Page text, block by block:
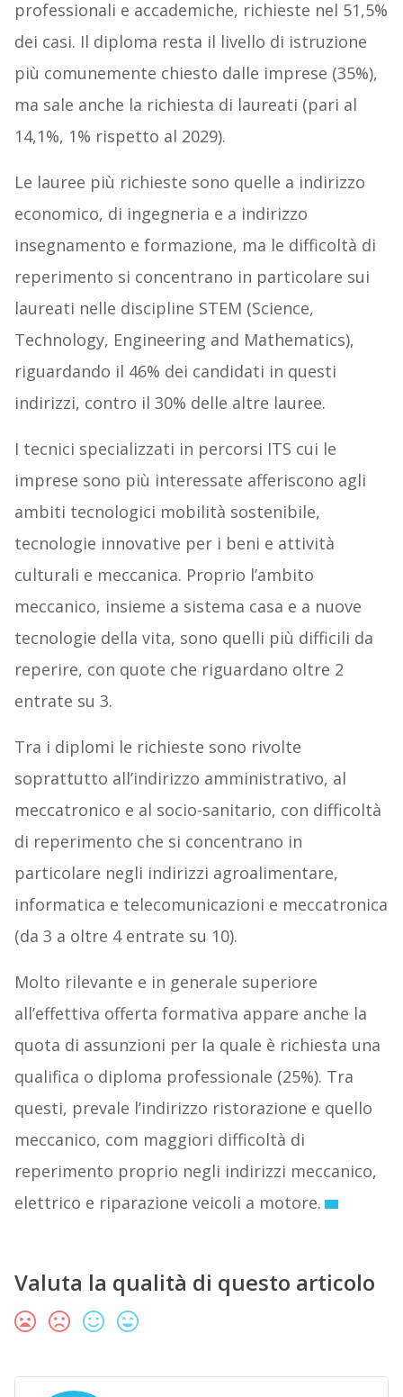
professionali e accademiche, richieste nel 51,5%
dei casi. Il diploma resta il livello di istruzione
più comunemente chiesto dalle imprese (35%),
ma sale anche la richiesta di laureati (pari al
14,1%, 1% rispetto al 2029).
Le lauree più richieste sono quelle a indirizzo
economico, di ingegneria e a indirizzo
insegnamento e formazione, ma le difficoltà di
reperimento si concentrano in particolare sui
laureati nelle discipline STEM (Science,
Technology, Engineering and Mathematics),
riguardando il 46% dei candidati in questi
indirizzi, contro il 30% delle altre lauree.
I tecnici specializzati in percorsi ITS cui le
imprese sono più interessate afferiscono agli
ambiti tecnologici mobilità sostenibile,
tecnologie innovative per i beni e attività
culturali e meccanica. Proprio l’ambito
meccanico, insieme a sistema casa e a nuove
tecnologie della vita, sono quelli più difficili da
reperire, con quote che riguardano oltre 2
entrate su 3.
Tra i diplomi le richieste sono rivolte
soprattutto all’indirizzo amministrativo, al
meccatronico e al socio-sanitario, con difficoltà
di reperimento che si concentrano in
particolare negli indirizzi agroalimentare,
informatica e telecomunicazioni e meccatronica
(da 3 a oltre 4 entrate su 10).
Molto rilevante e in generale superiore
all’effettiva offerta formativa appare anche la
quota di assunzioni per la quale è richiesta una
qualifica o diploma professionale (25%). Tra
questi, prevale l’indirizzo ristorazione e quello
meccanico, com maggiori difficoltà di
reperimento proprio negli indirizzi meccanico,
elettrico e riparazione veicoli a motore.
Valuta la qualità di questo articolo